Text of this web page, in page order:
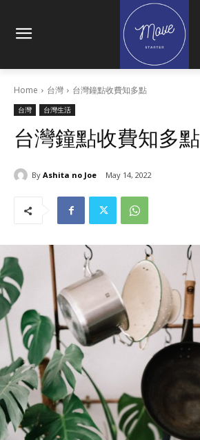
Home 台灣 台灣鐘點收費知多點
台灣 台灣生活
台灣鐘點收費知多點
By Ashita no Joe May 14, 2022